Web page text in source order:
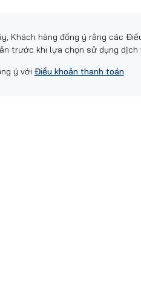
Khách hàng đồng ý rằng các
trước khi lựa chọn sử dụng dịch
ý với Điều khoản thanh toán